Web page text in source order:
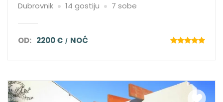
Dubrovnik 14 gostiju 7 sobe
OD: 2200 € NOĆ